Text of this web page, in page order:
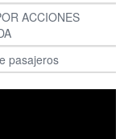
ACCIONES
pasajeros